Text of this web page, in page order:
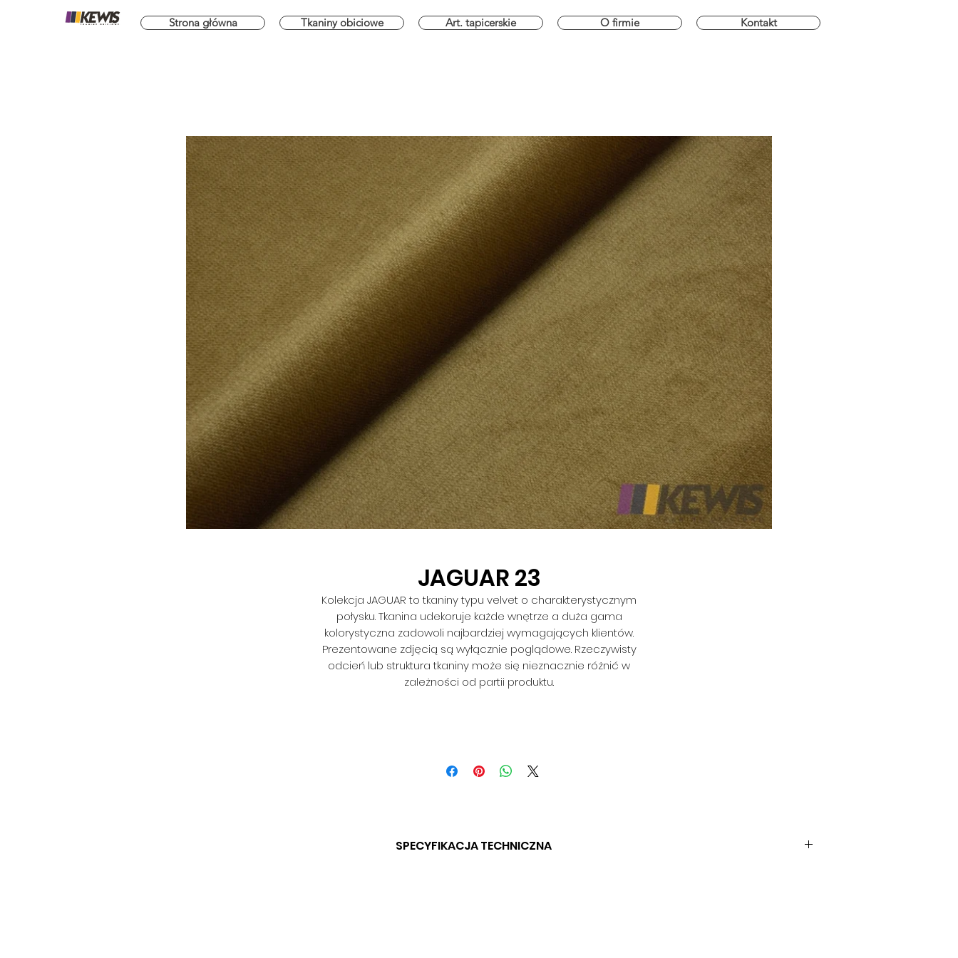
Strona główna Tkaniny obiciowe Art. tapicerskie O firmie Kontakt
JAGUAR 23
Kolekcja JAGUAR to tkaniny typu velvet o charakterystycznym
połysku. Tkanina udekoruje każde wnętrze a duża gama
kolorystyczna zadowoli najbardziej wymagających klientów.
Prezentowane zdjęcią są wyłącznie poglądowe. Rzeczywisty
odcień lub struktura tkaniny może się nieznacznie różnić w
zależności od partii produktu.
SPECYFIKACJA TECHNICZNA